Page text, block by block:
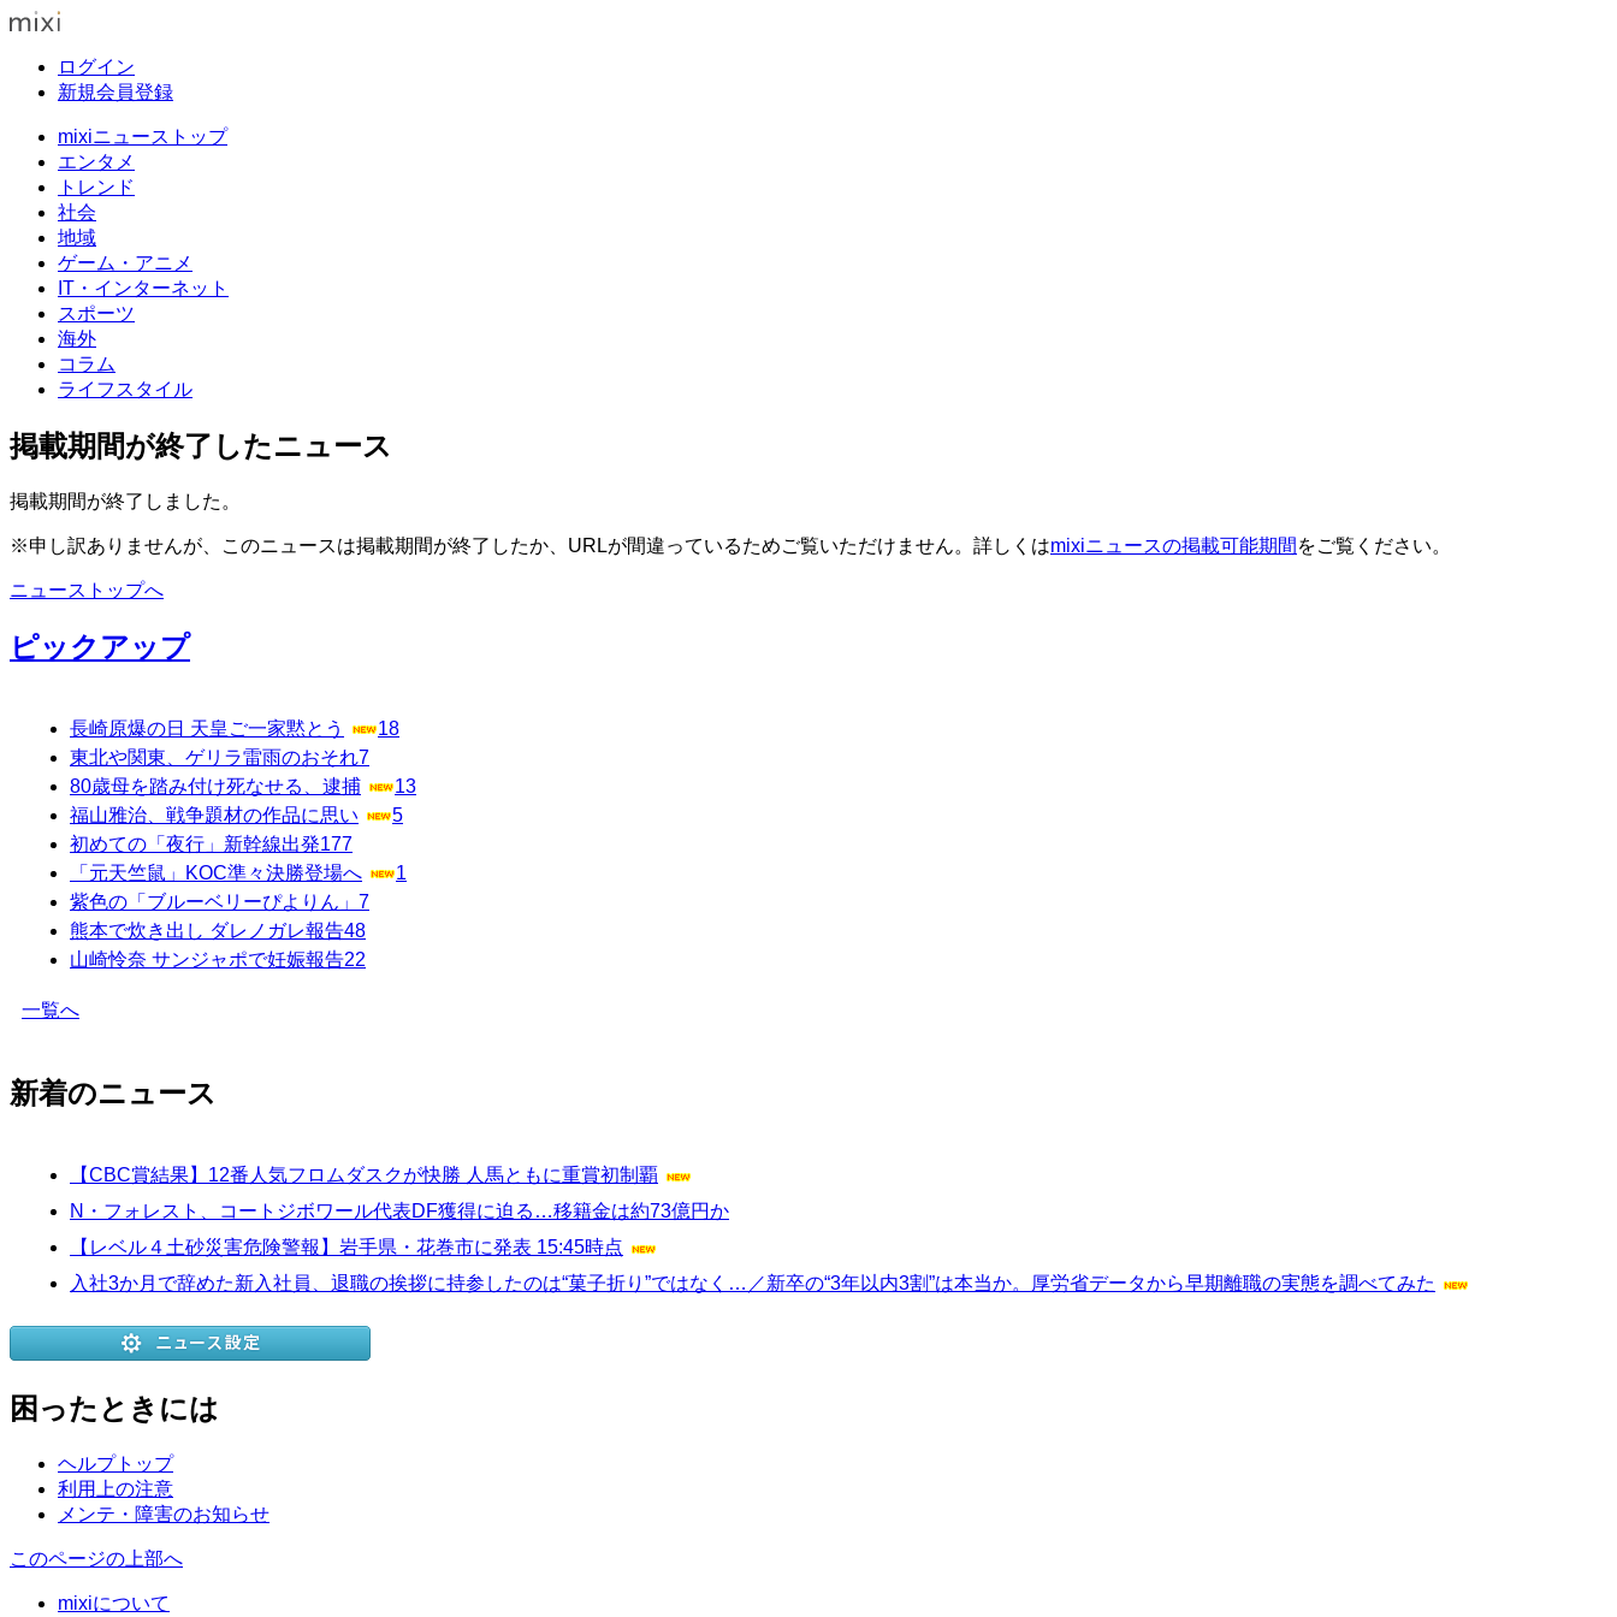
ログイン
新規会員登録
mixiニューストップ
エンタメ
トレンド
社会
地域
ゲーム・アニメ
IT・インターネット
スポーツ
海外
コラム
ライフスタイル
掲載期間が終了したニュース
掲載期間が終了しました。
※申し訳ありませんが、このニュースは掲載期間が終了したか、URLが間違っているためご覧いただけません。詳しくはmixiニュースの掲載可能期間 をご覧ください。
ニューストップへ
ピックアップ
長崎原爆の日 天皇ご一家黙とう
18
東北や関東、ゲリラ雷雨のおそれ7
80歳母を踏み付け死なせる、逮捕
13
福山雅治、戦争題材の作品に思い
5
初めての「夜行」新幹線出発177
「元天竺鼠」KOC準々決勝登場へ
1
紫色の「ブルーベリーぴよりん」 7
熊本で炊き出し ダレノガレ報告48
山崎怜奈 サンジャポで妊娠報告22
一覧へ
新着のニュース
【CBC賞結果】12番人気フロムダスクが快勝 人馬ともに重賞初制覇
N・フォレスト、コートジボワール代表DF獲得に迫る…移籍金は約73億円か
【レベル４土砂災害危険警報】岩手県・花巻市に発表 15:45時点
入社3か月で辞めた新入社員、退職の挨拶に持参したのは“菓子折り”ではなく…／新卒の“3年以内3割”は本当か。厚労省データから早期離職の実態を調べてみた
困ったときには
ヘルプトップ
利用上の注意
メンテ・障害のお知らせ
このページの上部へ
mixiについて